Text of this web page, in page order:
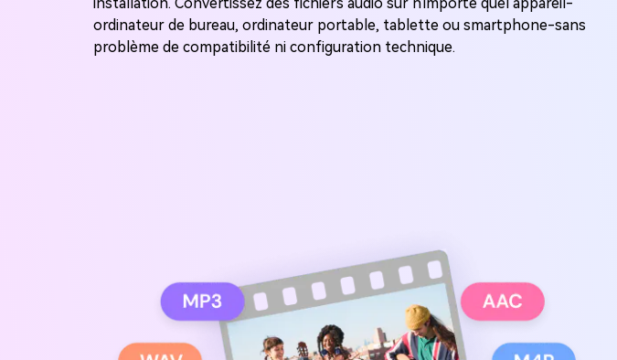
ordinateur de bureau, ordinateur portable, tablette ou smartphone-sans
problème de compatibilité ni configuration technique.